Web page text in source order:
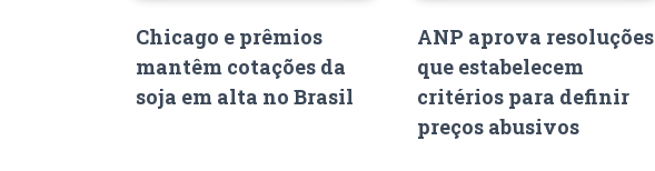
Chicago e prêmios
mantêm cotações da
soja em alta no Brasil
ANP aprova resoluções
que estabelecem
critérios para definir
preços abusivos